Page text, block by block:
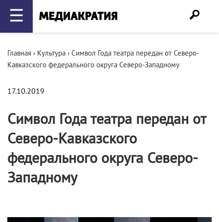
☰
Главная › Культура › Символ Года театра передан от Северо-
Кавказского федерального округа Северо-Западному
17.10.2019
Символ Года театра передан от
Северо-Кавказского
федерального округа Северо-
Западному